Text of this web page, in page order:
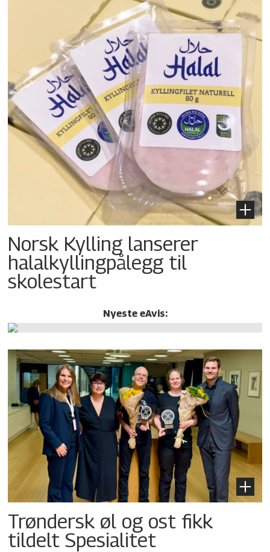
Norsk Kylling lanserer
halalkylling­pålegg til
skolestart
Nyeste eAvis:
Trøndersk øl og ost fikk
tildelt Spesialitet